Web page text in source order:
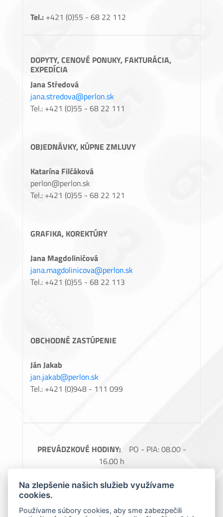
Tel.: +421 (0)55 - 68 22 112
DOPYTY, CENOVÉ PONUKY, FAKTURÁCIA,
EXPEDÍCIA
Jana Středová
jana.stredova@perlon.sk
Tel.: +421 (0)55 - 68 22 111
OBJEDNÁVKY, KÚPNE ZMLUVY
Katarína Filčáková
perlon@perlon.sk
Tel.: +421 (0)55 - 68 22 121
GRAFIKA, KOREKTÚRY
Jana Magdoliničová
jana.magdolinicova@perlon.sk
Tel.: +421 (0)55 - 68 22 113
OBCHODNÉ ZASTÚPENIE
Ján Jakab
jan.jakab@perlon.sk
Tel.: +421 (0)948 - 111 099
PREVÁDZKOVÉ HODINY:
PO - PIA: 08.00 -
16.00 h
FAKTURAČNÉ ÚDAJE:Perlon, spol. s.r.o.,
Barčianska 66, 040 17 Košice, IČO: 31728685,
IČ DPH: SK2020488976
Na zlepšenie našich služieb využívame
cookies.
Používame súbory cookies, aby sme zabezpečili